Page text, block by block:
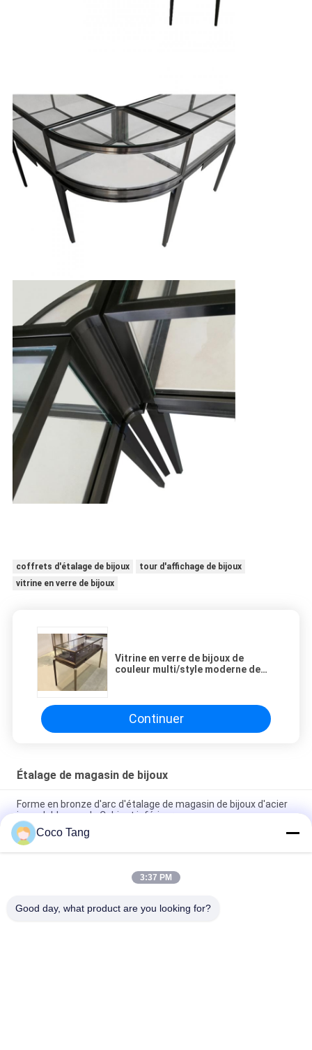
coffrets d'étalage de bijoux
tour d'affichage de bijoux
vitrine en verre de bijoux
Vitrine en verre de bijoux de
couleur multi/style moderne de
Continuer
Étalage de magasin de bijoux
Forme en bronze d'arc d'étalage de magasin de bijoux d'acier
inoxydable avec le Cabinet inférieur
Affichage en bronze de magasin d'étalage de magasin de
bijoux SS304 pour le verre de montre
Étalage titanique de magasin de bijoux de noir d'ODM avec la
Coco Tang
3:37 PM
Good day, what product are you looking for?